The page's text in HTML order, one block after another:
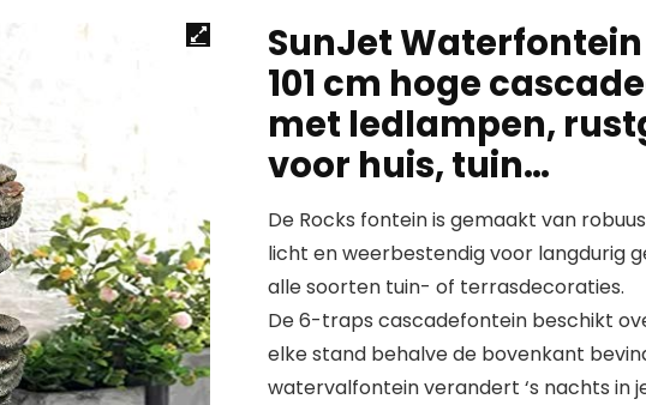
SunJet
101 cm hoge
met ledlampen,
voor huis, tuin…
De Rocks fontein is gemaakt van
licht en weerbestendig voor langdurig
alle soorten tuin- of terrasdecoraties.
De 6-traps cascadefontein beschikt
elke stand behalve de bovenkant
watervalfontein verandert ‘s nachts in